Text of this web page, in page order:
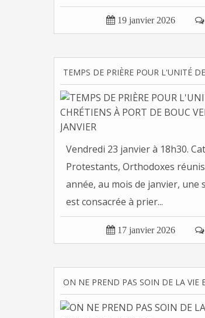
 19 janvier 2026 
Vendredi 23 janvier à 18h30.
Protestants, Orthodoxes réunis
année, au mois de janvier, une
est consacrée à prier...
 17 janvier 2026 